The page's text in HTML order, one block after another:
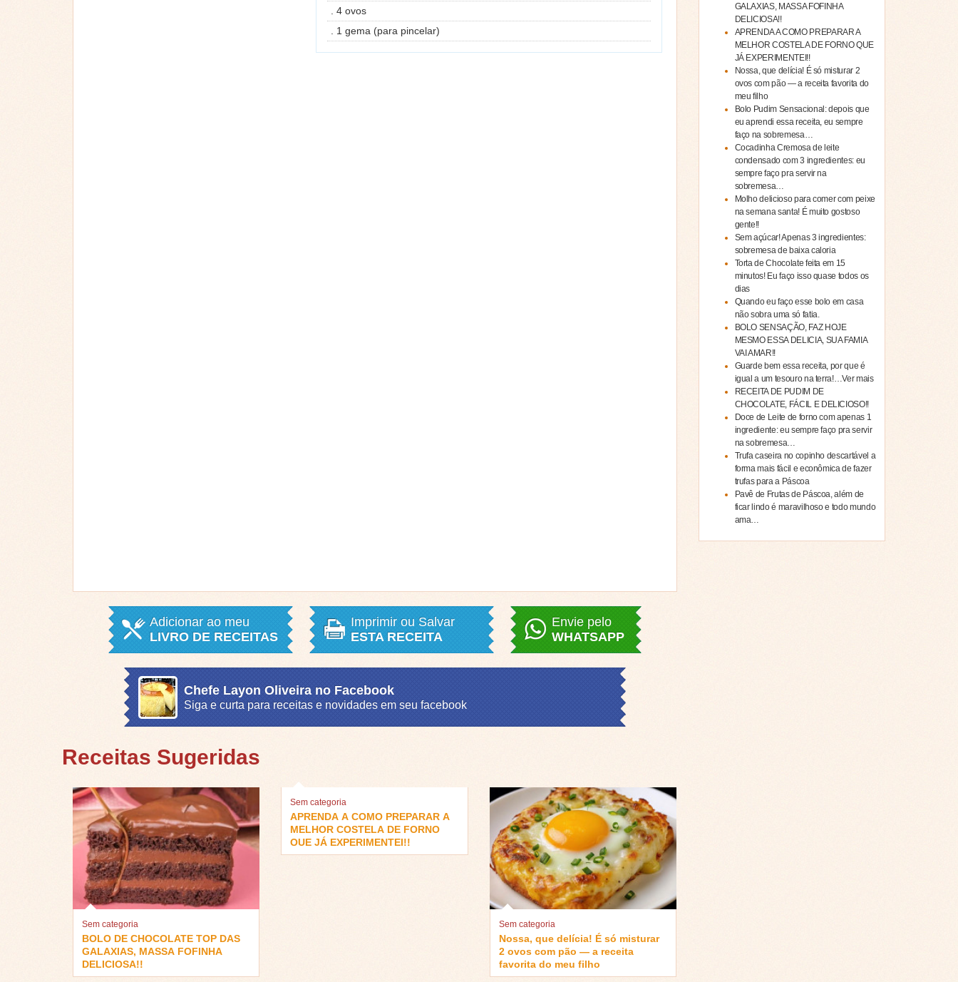
. 4 ovos
. 1 gema (para pincelar)
Adicionar ao meu
LIVRO DE RECEITAS
Imprimir ou Salvar
ESTA RECEITA
Envie pelo
WHATSAPP
Chefe Layon Oliveira no Facebook
Siga e curta para receitas e novidades em seu facebook
Receitas Sugeridas
Sem categoria
BOLO DE CHOCOLATE TOP DAS
GALAXIAS, MASSA FOFINHA
DELICIOSA!!
Sem categoria
APRENDA A COMO PREPARAR A
MELHOR COSTELA DE FORNO
QUE JÁ EXPERIMENTEI!!
Sem categoria
Nossa, que delícia! É só misturar
2 ovos com pão — a receita
favorita do meu filho
GALAXIAS, MASSA FOFINHA
DELICIOSA!!
APRENDA A COMO PREPARAR A
MELHOR COSTELA DE FORNO QUE
JÁ EXPERIMENTEI!!
Nossa, que delícia! É só misturar 2
ovos com pão — a receita favorita do
meu filho
Bolo Pudim Sensacional: depois que
eu aprendi essa receita, eu sempre
faço na sobremesa…
Cocadinha Cremosa de leite
condensado com 3 ingredientes: eu
sempre faço pra servir na
sobremesa…
Molho delicioso para comer com peixe
na semana santa! É muito gostoso
gente!!
Sem açúcar! Apenas 3 ingredientes:
sobremesa de baixa caloria
Torta de Chocolate feita em 15
minutos! Eu faço isso quase todos os
dias
Quando eu faço esse bolo em casa
não sobra uma só fatia.
BOLO SENSAÇÃO, FAZ HOJE
MESMO ESSA DELICIA, SUA FAMIA
VAI AMAR!!
Guarde bem essa receita, por que é
igual a um tesouro na terra!…Ver mais
RECEITA DE PUDIM DE
CHOCOLATE, FÁCIL E DELICIOSO!!
Doce de Leite de forno com apenas 1
ingrediente: eu sempre faço pra servir
na sobremesa…
Trufa caseira no copinho descartável a
forma mais fácil e econômica de fazer
trufas para a Páscoa
Pavê de Frutas de Páscoa, além de
ficar lindo é maravilhoso e todo mundo
ama…